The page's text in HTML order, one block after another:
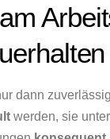
dann
werden, sie